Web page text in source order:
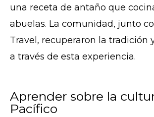
una receta de antaño que
abuelas. La comunidad, junto
Travel, recuperaron la tradición
a través de esta experiencia.
Aprender sobre la
Pacífico